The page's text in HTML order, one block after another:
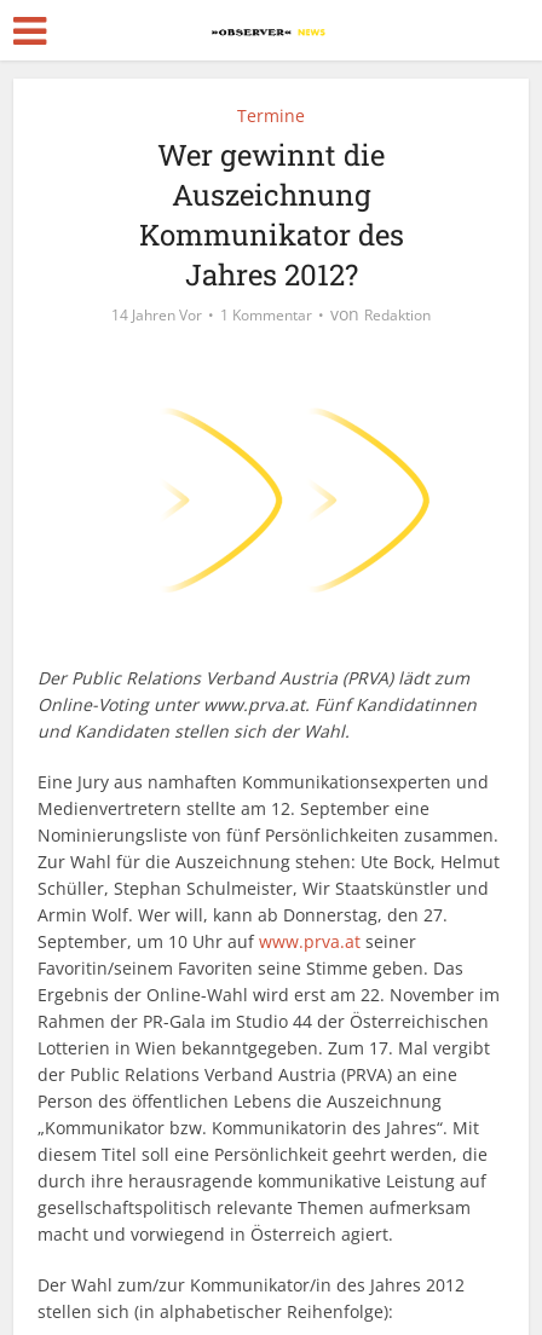
Termine
Wer gewinnt die
Auszeichnung
Kommunikator des
Jahres 2012?
14 Jahren Vor 1 Kommentar von Redaktion
Der Public Relations Verband Austria (PRVA) lädt zum
Online-Voting unter www.prva.at. Fünf Kandidatinnen
und Kandidaten stellen sich der Wahl.
Eine Jury aus namhaften Kommunikationsexperten und
Medienvertretern stellte am 12. September eine
Nominierungsliste von fünf Persönlichkeiten zusammen.
Zur Wahl für die Auszeichnung stehen: Ute Bock, Helmut
Schüller, Stephan Schulmeister, Wir Staatskünstler und
Armin Wolf. Wer will, kann ab Donnerstag, den 27.
September, um 10 Uhr aufwww.prva.at seiner
Favoritin/seinem Favoriten seine Stimme geben. Das
Ergebnis der Online-Wahl wird erst am 22. November im
Rahmen der PR-Gala im Studio 44 der Österreichischen
Lotterien in Wien bekanntgegeben. Zum 17. Mal vergibt
der Public Relations Verband Austria (PRVA) an eine
Person des öffentlichen Lebens die Auszeichnung
„Kommunikator bzw. Kommunikatorin des Jahres“. Mit
diesem Titel soll eine Persönlichkeit geehrt werden, die
durch ihre herausragende kommunikative Leistung auf
gesellschaftspolitisch relevante Themen aufmerksam
macht und vorwiegend in Österreich agiert.
Der Wahl zum/zur Kommunikator/in des Jahres 2012
stellen sich (in alphabetischer Reihenfolge):